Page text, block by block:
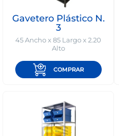
Gavetero Plástico N.
3
45 Ancho x 85 Largo x 2.20
Alto
COMPRAR